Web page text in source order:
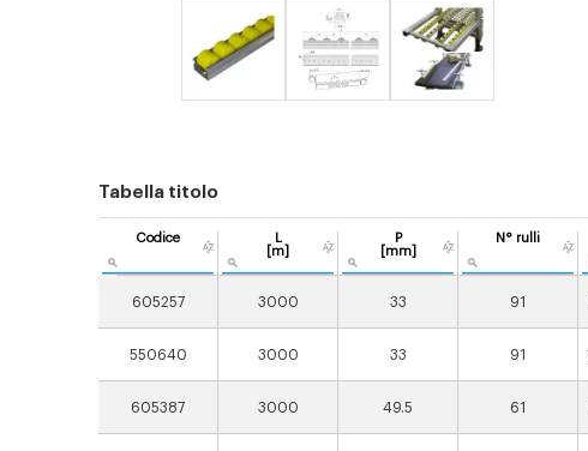
Tabella titolo
Codice
L
[m]
P
[mm]
N° rulli
605257 3000 33 91
550640 3000 33 91
605387 3000 49.5 61